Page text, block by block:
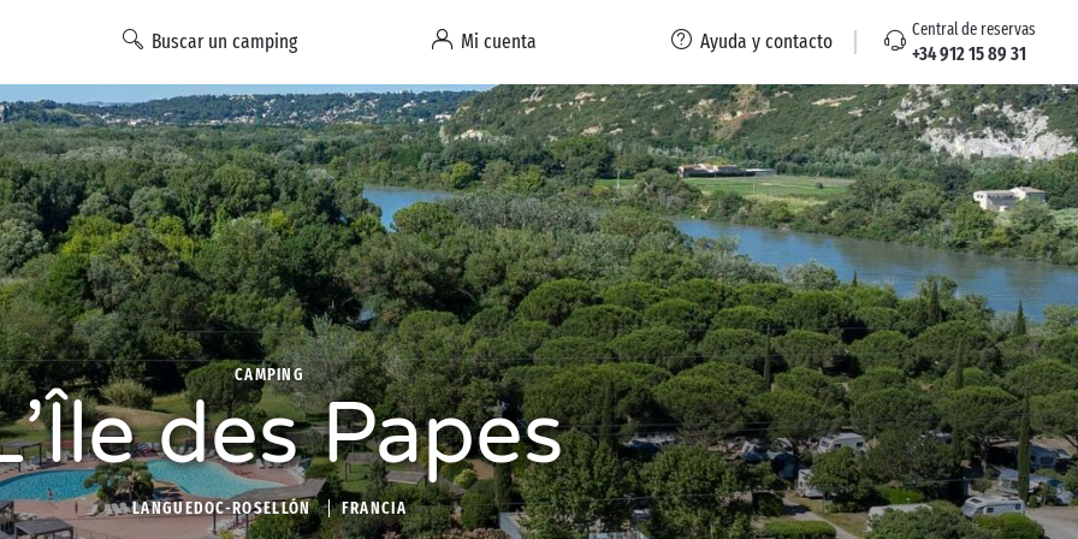
Buscar un camping Mi cuenta Ayuda y contacto Central de reservas
+34 912 15 89 31
CAMPING
des Papes
LANGUEDOC-ROSELLÓN FRANCIA